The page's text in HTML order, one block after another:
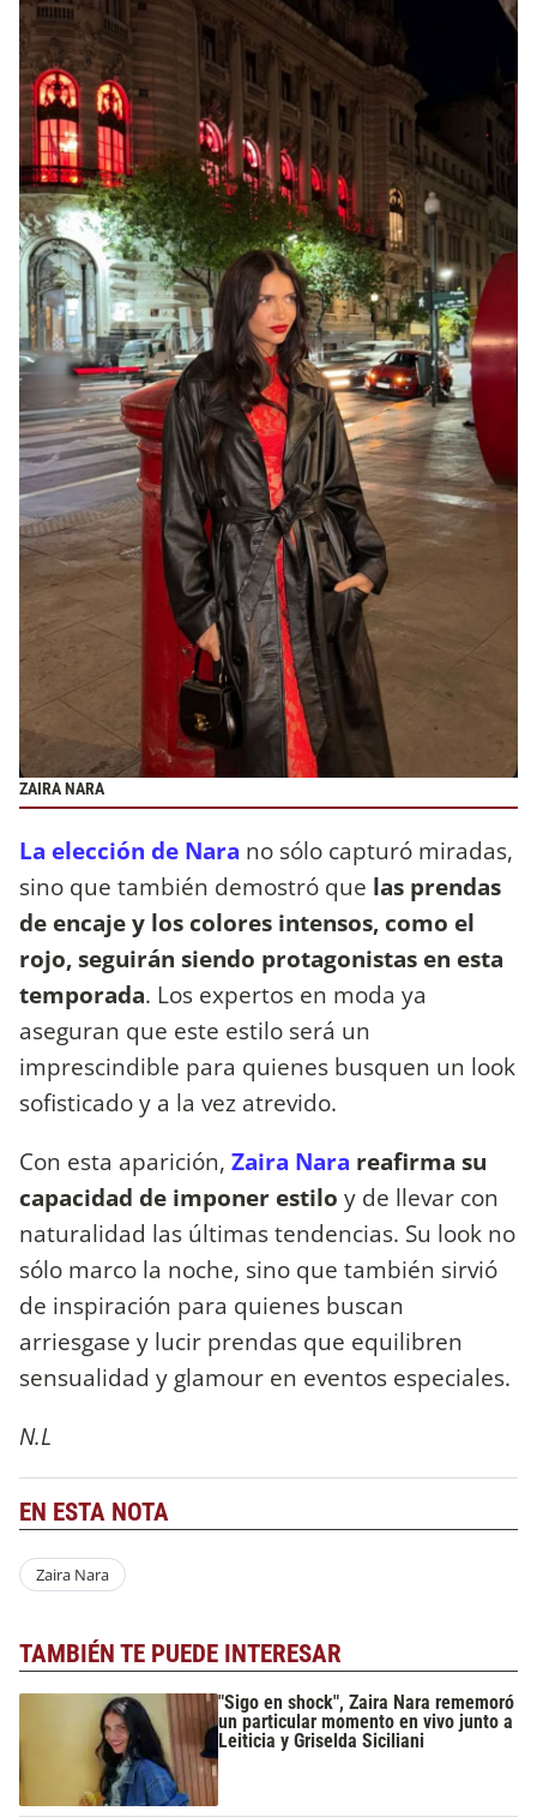
ZAIRA NARA
La elección de Nara no sólo capturó miradas,
sino que también demostró que las prendas
de encaje y los colores intensos, como el
rojo, seguirán siendo protagonistas en esta
temporada. Los expertos en moda ya
aseguran que este estilo será un
imprescindible para quienes busquen un look
sofisticado y a la vez atrevido.
Con esta aparición, Zaira Nara reafirma su
capacidad de imponer estilo y de llevar con
naturalidad las últimas tendencias. Su look no
sólo marco la noche, sino que también sirvió
de inspiración para quienes buscan
arriesgase y lucir prendas que equilibren
sensualidad y glamour en eventos especiales.
N.L
EN ESTA NOTA
Zaira Nara
TAMBIÉN TE PUEDE INTERESAR
"Sigo en shock", Zaira Nara rememoró
un particular momento en vivo junto a
Leiticia y Griselda Siciliani